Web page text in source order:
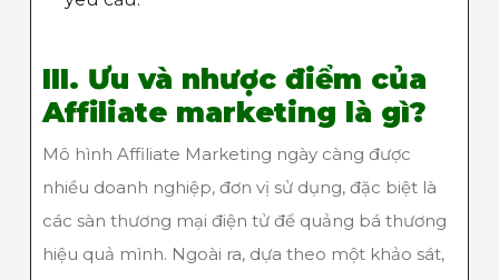
III. Ưu và nhược điểm của
Affiliate marketing là gì?
Mô hình Affiliate Marketing ngày càng được
nhiều doanh nghiệp, đơn vị sử dụng, đặc biệt là
các sàn thương mại điện tử để quảng bá thương
hiệu quả mình. Ngoài ra, dựa theo một khảo sát,